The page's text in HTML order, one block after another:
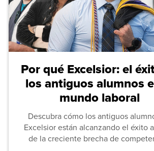
Por qué Excelsior: el
los antiguos alumnos
mundo laboral
Descubra cómo los antiguos
Excelsior están alcanzando el éxito
de la creciente brecha de